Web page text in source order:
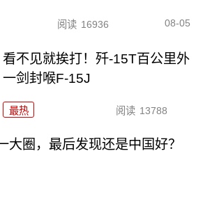
阅读 16936 08-05
看不见就挨打！歼-15T百公里外
一剑封喉F-15J
最热 阅读 13788
大圈，最后发现还是中国好？